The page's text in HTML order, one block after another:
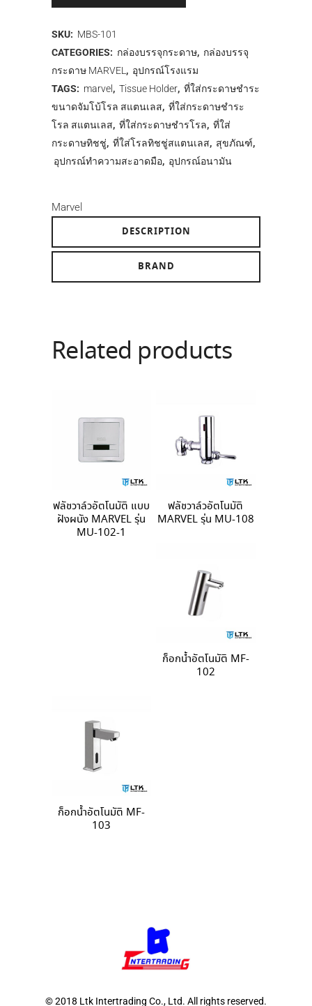
SKU: MBS-101
CATEGORIES: กล่องบรรจุกระดาษ, กล่องบรรจุ
กระดาษ MARVEL , อุปกรณ์โรงแรม
TAGS: marvel , Tissue Holder, ที่ใส่กระดาษชำระ
ขนาดจัมโบ้โรล สแตนเลส, ที่ใส่กระดาษชำระ
โรล สแตนเลส, ที่ใส่กระดาษชำรโรล, ที่ใส่
กระดาษทิชชู่, ที่ใส่โรลทิชชู่สแตนเลส, สุขภัณฑ์,
อุปกรณ์ทำความสะอาดมือ, อุปกรณ์อนามัน
Marvel
DESCRIPTION
BRAND
Related products
ฟลัชวาล์วอัตโนมัติ แบบ
ฝังผนัง MARVEL รุ่น
MU-102-1
ฟลัชวาล์วอัตโนมัติ
MARVEL รุ่น MU-108
ก็อกน้ำอัตโนมัติ MF-
102
ก็อกน้ำอัตโนมัติ MF-
103
© 2018 Ltk Intertrading Co., Ltd. All rights reserved.